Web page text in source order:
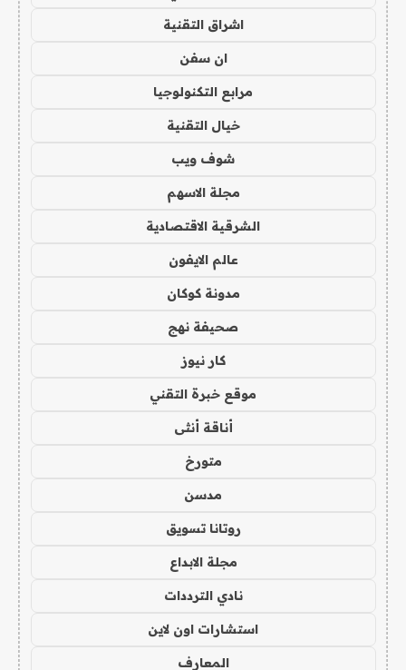
اشراق التقنية
ان سفن
مرابع التكنولوجيا
خيال التقنية
شوف ويب
مجلة الاسهم
الشرقية الاقتصادية
عالم الايفون
مدونة كوكان
صحيفة نهج
كار نيوز
موقع خبرة التقني
أناقة أنثى
متورخ
مدسن
روتانا تسويق
مجلة الابداع
نادي الترددات
استشارات اون لاين
المعارف